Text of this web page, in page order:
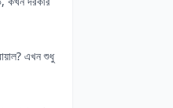
এখন শুধু